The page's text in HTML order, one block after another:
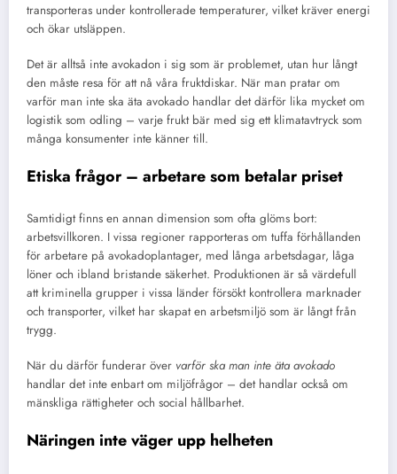
transporteras under kontrollerade temperaturer, vilket kräver energi
och ökar utsläppen.
Det är alltså inte avokadon i sig som är problemet, utan hur långt
den måste resa för att nå våra fruktdiskar. När man pratar om
varför man inte ska äta avokado handlar det därför lika mycket om
logistik som odling – varje frukt bär med sig ett klimatavtryck som
många konsumenter inte känner till.
Etiska frågor – arbetare som betalar priset
Samtidigt finns en annan dimension som ofta glöms bort:
arbetsvillkoren. I vissa regioner rapporteras om tuffa förhållanden
för arbetare på avokadoplantager, med långa arbetsdagar, låga
löner och ibland bristande säkerhet. Produktionen är så värdefull
att kriminella grupper i vissa länder försökt kontrollera marknader
och transporter, vilket har skapat en arbetsmiljö som är långt från
trygg.
När du därför funderar över varför ska man inte äta avokado
handlar det inte enbart om miljöfrågor – det handlar också om
mänskliga rättigheter och social hållbarhet.
Näringen inte väger upp helheten